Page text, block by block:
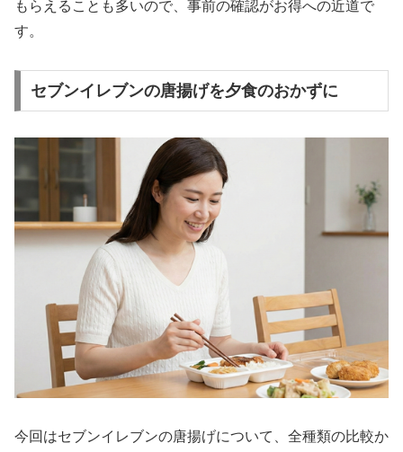
もらえることも多いので、事前の確認がお得への近道で
す。
セブンイレブンの唐揚げを夕食のおかずに
今回はセブンイレブンの唐揚げについて、全種類の比較か